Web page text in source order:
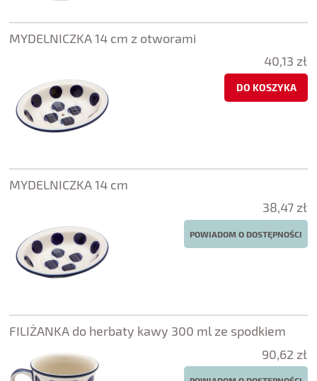
MYDELNICZKA 14 cm z otworami
40,13 zł
DO KOSZYKA
MYDELNICZKA 14 cm
38,47 zł
POWIADOM O DOSTĘPNOŚCI
FILIŻANKA do herbaty kawy 300 ml ze spodkiem
90,62 zł